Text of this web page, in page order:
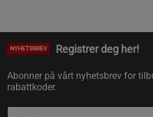
NYHETSBREV Registrer deg her!
Abonner på vårt nyhetsbrev for
rabattkoder.